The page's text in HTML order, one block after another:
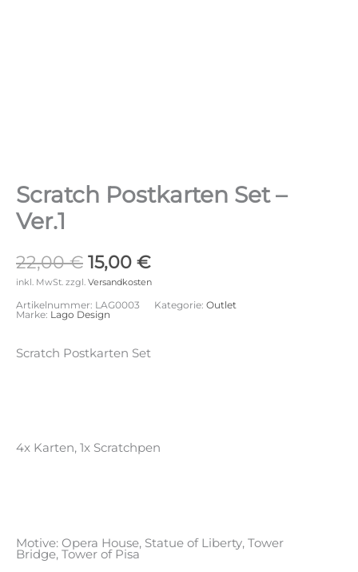
Scratch Postkarten Set –
Ver.1
22,00€ Ursprünglicher
Preis
22,00 €
15,00 €Aktueller
Preis
15,00 €.
inkl. MwSt. zzgl. Versandkosten
Artikelnummer: LAG0003 Kategorie: Outlet
Marke: Lago Design
Scratch Postkarten Set
4x Karten, 1x Scratchpen
Motive: Opera House, Statue of Liberty, Tower
Bridge, Tower of Pisa